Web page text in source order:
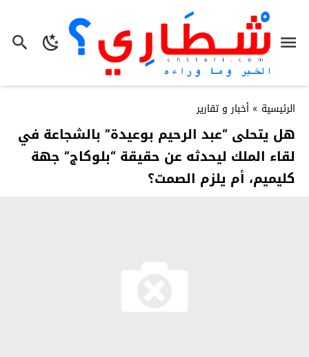
الرئيسية » أخبار و تقارير
هل يتحلى “عبد الرحيم بوعيدة” بالشجاعة في
لقاء الملك ليحدثه عن حقيقة “بلوكاج” جهة
كليميم، أم يلزم الصمت؟